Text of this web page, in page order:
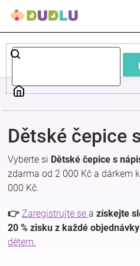
Dětské
a
kojenecké
oblečení
Pokojíček
kojenecká
Dětské čepice
Vyberte si Dětské čepice s
zdarma od 2 000 Kč a dárkem
000 Kč.
👉 Zaregistrujte se a získejte
20 % zisku z každé objednávky
dětem.